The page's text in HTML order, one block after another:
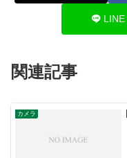
LINE
関連記事
カメラ